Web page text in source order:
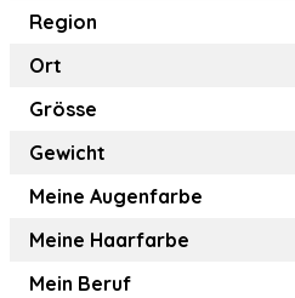
Region
Ort
Grösse
Gewicht
Meine Augenfarbe
Meine Haarfarbe
Mein Beruf